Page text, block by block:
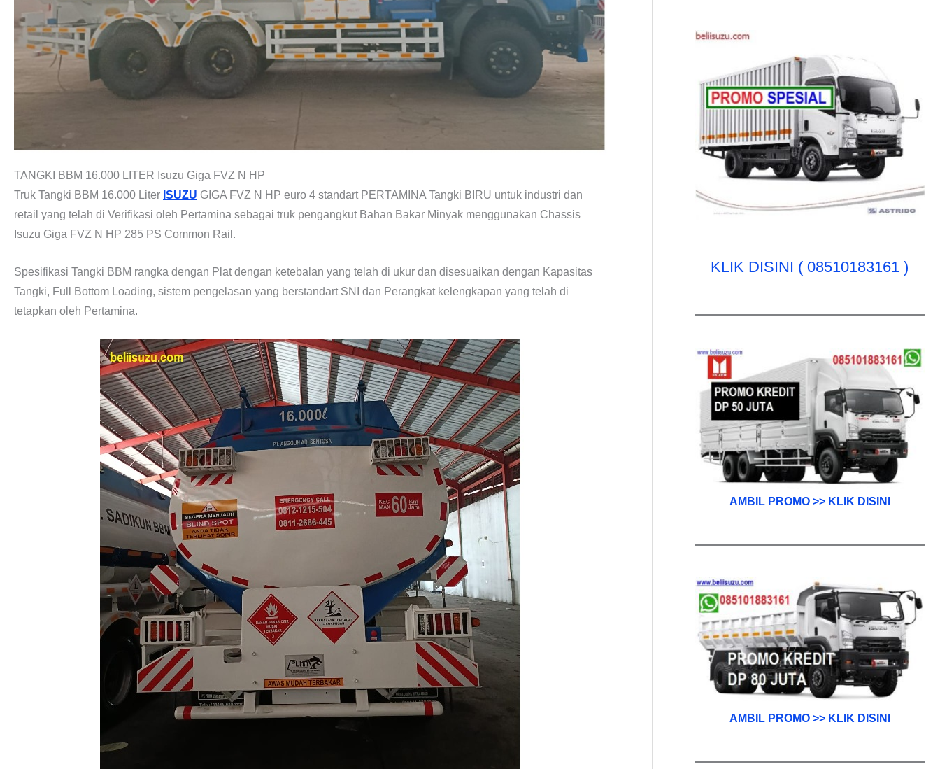
TANGKI BBM 16.000 LITER Isuzu Giga FVZ N HP
Truk Tangki BBM 16.000 Liter ISUZU GIGA FVZ N HP euro 4 standart PERTAMINA Tangki BIRU untuk industri dan
retail yang telah di Verifikasi oleh Pertamina sebagai truk pengangkut Bahan Bakar Minyak menggunakan Chassis
Isuzu Giga FVZ N HP 285 PS Common Rail.
Spesifikasi Tangki BBM rangka dengan Plat dengan ketebalan yang telah di ukur dan disesuaikan dengan Kapasitas
Tangki, Full Bottom Loading, sistem pengelasan yang berstandart SNI dan Perangkat kelengkapan yang telah di
tetapkan oleh Pertamina.
KLIK DISINI ( 08510183161 )
AMBIL PROMO >> KLIK DISINI
AMBIL PROMO >> KLIK DISINI